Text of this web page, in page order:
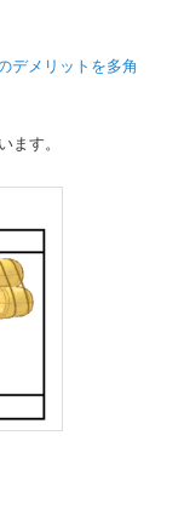
デメリットを多角
す。